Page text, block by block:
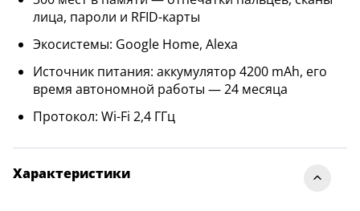
лица, пароли и RFID-карты
Экосистемы: Google Home, Alexa
Источник питания: аккумулятор 4200 mAh, его
время автономной работы — 24 месяца
Протокол: Wi-Fi 2,4 ГГц
Материал: алюминиевый сплав, сталь, пластик
Температура окружающей среды: от −20℃
Характеристики